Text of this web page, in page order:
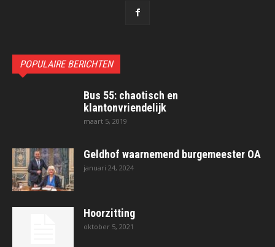
POPULAIRE BERICHTEN
Bus 55: chaotisch en
klantonvriendelijk
maart 5, 2019
Geldhof waarnemend burgemeester OA
januari 24, 2024
Hoorzitting
oktober 5, 2021